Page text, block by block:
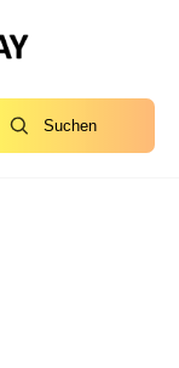
Suchen